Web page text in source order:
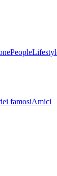
People
famosiAmici